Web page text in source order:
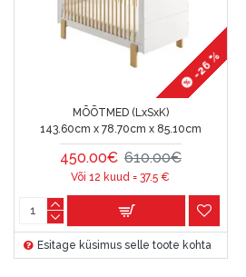
-26 %
MÕÕTMED (LxSxK)
143.60cm x 78.70cm x 85.10cm
450.00€ 610.00€
Või 12 kuud =37.5 €
Esitage küsimus selle toote kohta